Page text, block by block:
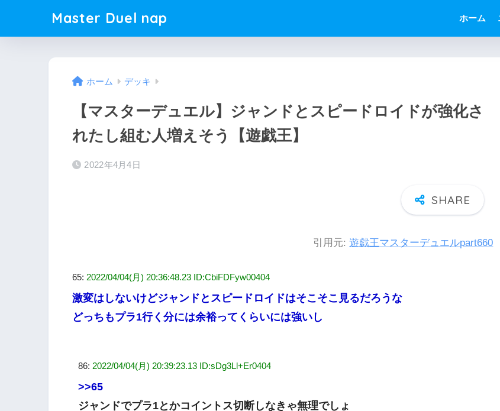
Master Duel nap ホーム
ホーム デッキ
【マスターデュエル】ジャンドとスピードロイドが強化さ
れたし組む人増えそう【遊戯王】
2022年4月4日
引用元:遊戯王マスターデュエルpart660
65: 2022/04/04(月) 20:36:48.23 ID:CbiFDFyw00404
激変はしないけどジャンドとスピードロイドはそこそこ見るだろうな
どっちもプラ1行く分には余裕ってくらいには強いし
86: 2022/04/04(月) 20:39:23.13 ID:sDg3Ll+Er0404
>>65
ジャンドでプラ1とかコイントス切断しなきゃ無理でしょ